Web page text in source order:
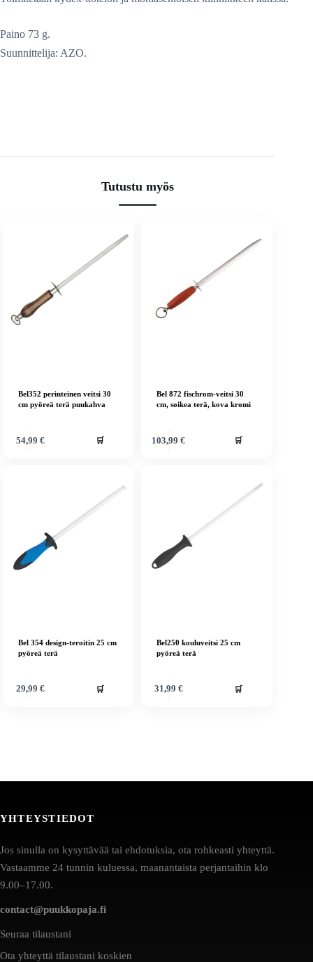
Paino 73 g.
Suunnittelija: AZO.
Tutustu myös
Bel352 perinteinen veitsi 30
cm pyöreä terä puukahva
54,99 € 🛒
Bel 872 fischrom-veitsi 30
cm, soikea terä, kova kromi
103,99€ 🛒
Bel 354 design-teroitin 25 cm
pyöreä terä
29,99 € 🛒
Bel250 kouluveitsi 25 cm
pyöreä terä
31,99 € 🛒
YHTEYSTIEDOT
Jos sinulla on kysyttävää tai ehdotuksia, ota rohkeasti yhteyttä.
Vastaamme 24 tunnin kuluessa, maanantaista perjantaihin klo
9.00–17.00.
contact@puukkopaja.fi
Seuraa tilaustani
Ota yhteyttä tilaustani koskien